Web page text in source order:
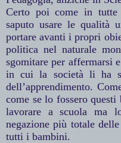
Certo poi come in
saputo usare le qualità
portare avanti i propri
politica nel naturale
sgomitare per affermarsi
in cui la società li ha
dell’apprendimento.
come se lo fossero
lavorare a scuola ma
negazione più totale
tutti i bambini.